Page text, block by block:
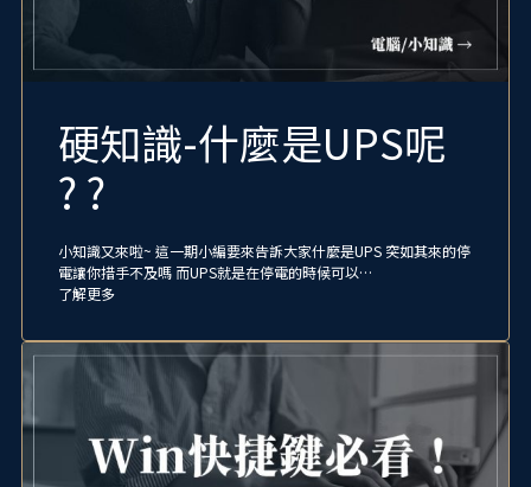
硬知識-什麼是UPS呢
? ?
小知識又來啦~ 這一期小編要來告訴大家什麼是UPS 突如其來的停
電讓你措手不及嗎 而UPS就是在停電的時候可以…
了解更多